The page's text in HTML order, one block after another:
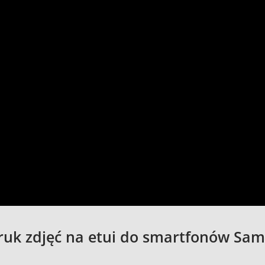
zdjęć na etui do smartfonów